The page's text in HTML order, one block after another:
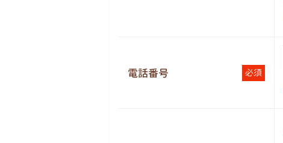
電話番号 必須